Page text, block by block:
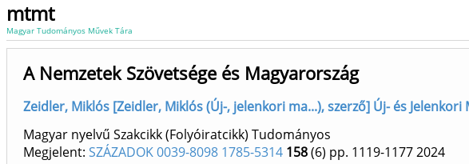
mtmt
Magyar Tudományos Művek Tára
A Nemzetek Szövetsége és Magyarország
Zeidler, Miklós [Zeidler, Miklós (Új-, jelenkori ma...), szerző] Új- és
Magyar nyelvű Szakcikk (Folyóiratcikk) Tudományos
Megjelent: SZÁZADOK 0039-8098 1785-5314 158(6) pp. 1119-11772024